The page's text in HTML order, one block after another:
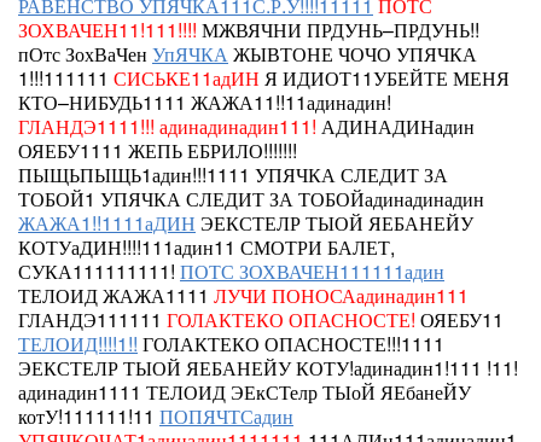
ЗОХВАЧЕН11!111!!!! МЖВЯЧНИ ПРДУНЬ–ПРДУНЬ!!
пОтс ЗохВаЧен УпЯЧКАЖЫВТОНЕ ЧОЧО УПЯЧКА
1!!!111111 СИСЬКЕ11адИН Я ИДИОТ11УБЕЙТЕ МЕНЯ
КТО–НИБУДЬ1111 ЖАЖА11!!11адинадин!
ГЛАНДЭ1111!!! адинадинадин111! АДИНАДИНадин
ОЯЕБУ1111 ЖЕПЬ ЕБРИЛО!!!!!!!
ПЫЩЬПЫЩЬ1адин!!!1111 УПЯЧКА СЛЕДИТ ЗА
ТОБОЙ1 УПЯЧКА СЛЕДИТ ЗА ТОБОЙадинадинадин
ЖАЖА1!!1111аДИН ЭЕКСТЕЛР ТЫОЙ ЯЕБАНЕЙУ
КОТУаДИН!!!!111адин11 СМОТРИ БАЛЕТ,
СУКА111111111! ПОТС ЗОХВАЧЕН111111адин
ТЕЛОИДЖАЖА1111 ЛУЧИ ПОНОСАадинадин111
ГЛАНДЭ111111 ГОЛАКТЕКО ОПАСНОСТЕ! ОЯЕБУ11
ТЕЛОИД!!!!1!! ГОЛАКТЕКО ОПАСНОСТЕ!!!1111
ЭЕКСТЕЛР ТЫОЙ ЯЕБАНЕЙУ КОТУ!адинадин1!111 !11!
адинадин1111 ТЕЛОИДЭЕкСТелр ТЫоЙ ЯЕбанеЙУ
котУ!111111!11 ПОПЯЧТСадин